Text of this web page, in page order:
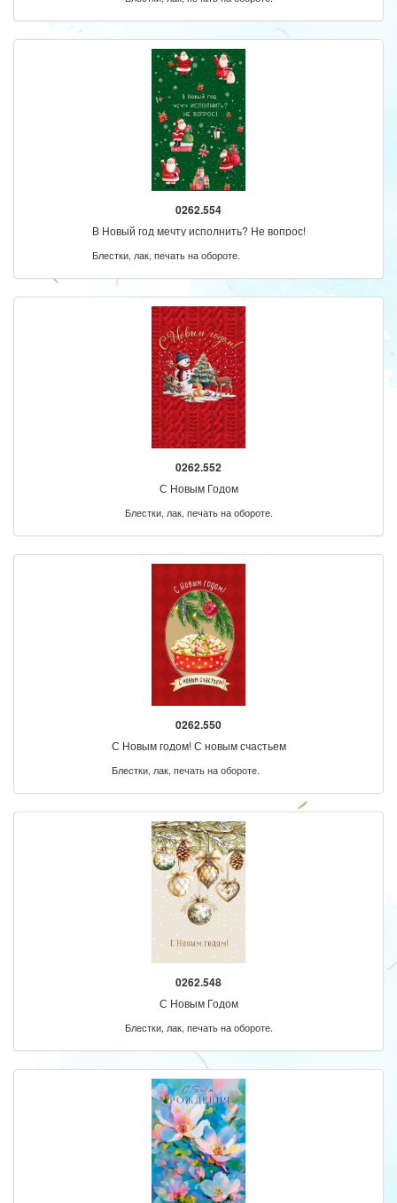
0262.554
В Новый год мечту исполнить? Не вопрос!
Блестки, лак, печать на обороте.
0262.552
С Новым Годом
Блестки, лак, печать на обороте.
0262.550
С Новым годом! С новым счастьем
Блестки, лак, печать на обороте.
0262.548
С Новым Годом
Блестки, лак, печать на обороте.